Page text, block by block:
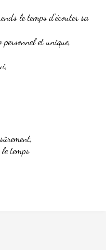
le temps d’écouter sa
et unique,
temps